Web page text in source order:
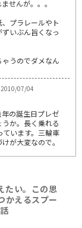
せんが。。。
プラレールやト
いぶん旨くなっ
うのでダメなん
2010/07/04
の誕生日プレゼ
か。長く乗れる
います。三輪車
が大変なので。
たい。この思
かえるスプー